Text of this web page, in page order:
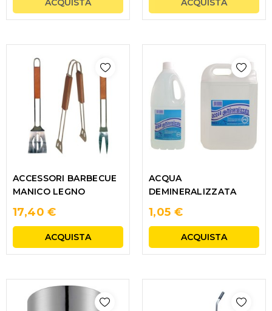
ACQUISTA ACQUISTA
ACCESSORI BARBECUE
MANICO LEGNO
17,40 €
ACQUISTA
ACQUA
DEMINERALIZZATA
1,05 €
ACQUISTA